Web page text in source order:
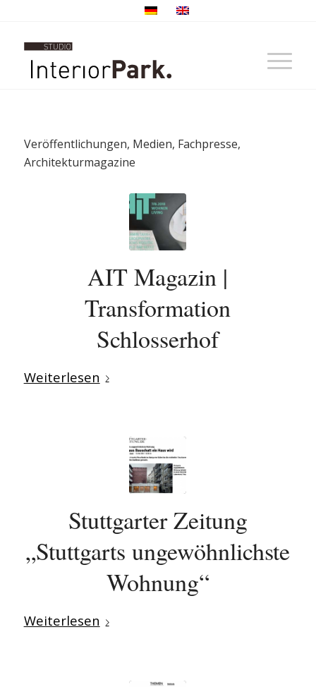
Veröffentlichungen, Medien, Fachpresse,
Architekturmagazine
AIT Magazin |
Transformation
Schlosserhof
Weiterlesen
Stuttgarter Zeitung
„Stuttgarts ungewöhnlichste
Wohnung“
Weiterlesen